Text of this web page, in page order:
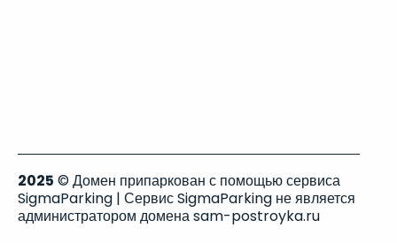
2025 © Домен припаркован с помощью сервиса
SigmaParking | Сервис SigmaParking не является
администратором домена sam-postroyka.ru